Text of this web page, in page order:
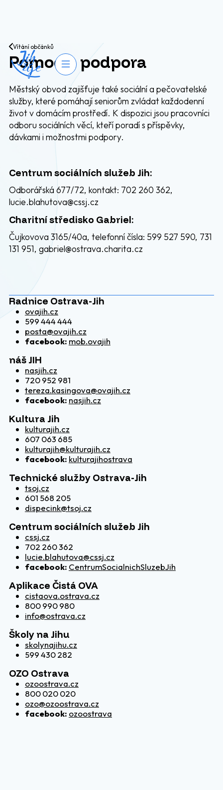
Přejít na obsah
Otevřít navigaci
Vítání občánků
Pomoc a podpora
Městský obvod zajišťuje také sociální a pečovatelské
služby, které pomáhají seniorům zvládat každodenní
život v domácím prostředí. K dispozici jsou pracovníci
odboru sociálních věcí, kteří poradí s příspěvky,
dávkami i možnostmi podpory.
Centrum sociálních služeb Jih:
Odborářská 677/72, kontakt: 702 260 362,
lucie.blahutova@cssj.cz
Charitní středisko Gabriel:
Čujkovova 3165/40a, telefonní čísla: 599 527 590, 731
131 951, gabriel@ostrava.charita.cz
Radnice Ostrava-Jih
ovajih.cz
599 444 444
posta@ovajih.cz
facebook: mob.ovajih
náš JIH
nasjih.cz
720 952 981
tereza.kasingova@ovajih.cz
facebook: nasjih.cz
Kultura Jih
kulturajih.cz
607 063 685
kulturajih@kulturajih.cz
facebook: kulturajihostrava
Technické služby Ostrava-Jih
tsoj.cz
601 568 205
dispecink@tsoj.cz
Centrum sociálních služeb Jih
cssj.cz
702 260 362
lucie.blahutova@cssj.cz
facebook: CentrumSocialnichSluzebJih
Aplikace Čistá OVA
cistaova.ostrava.cz
800 990 980
info@ostrava.cz
Školy na Jihu
skolynajihu.cz
599 430 282
OZO Ostrava
ozoostrava.cz
800 020 020
ozo@ozoostrava.cz
facebook: ozoostrava